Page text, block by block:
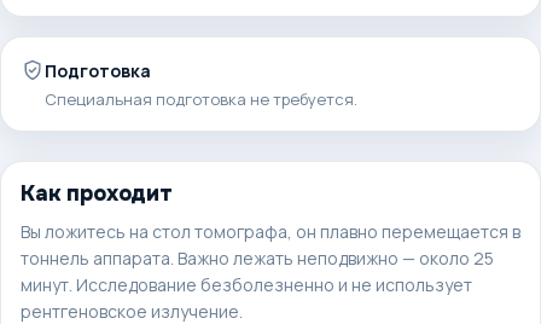
Подготовка
Специальная подготовка не требуется.
Как проходит
Вы ложитесь на стол томографа, он плавно перемещается в
тоннель аппарата. Важно лежать неподвижно — около 25
минут. Исследование безболезненно и не использует
рентгеновское излучение.